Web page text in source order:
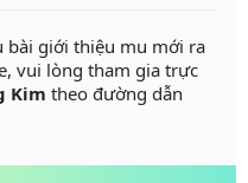
bài giới thiệu mu mới ra
vui lòng tham gia trực
Kim theo đường dẫn